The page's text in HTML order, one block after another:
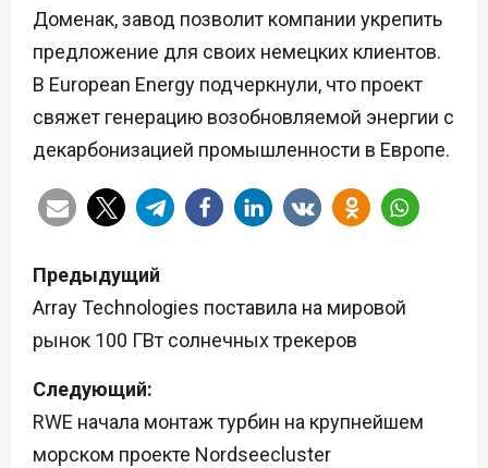
Доменак, завод позволит компании укрепить
предложение для своих немецких клиентов.
В European Energy подчеркнули, что проект
свяжет генерацию возобновляемой энергии с
декарбонизацией промышленности в Европе.
Н
а
в
и
г
Предыдущий
Array Technologies поставила на мировой
рынок 100 ГВт солнечных трекеров
Следующий:
RWE начала монтаж турбин на крупнейшем
морском проекте Nordseecluster